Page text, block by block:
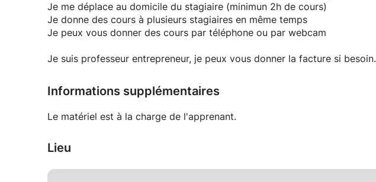
Je me déplace au domicile du stagiaire (minimun 2h de cours)
Je donne des cours à plusieurs stagiaires en même temps
Je peux vous donner des cours par téléphone ou par webcam
Je suis professeur entrepreneur, je peux vous donner la facture si besoin.
Informations supplémentaires
Le matériel est à la charge de l'apprenant.
Lieu